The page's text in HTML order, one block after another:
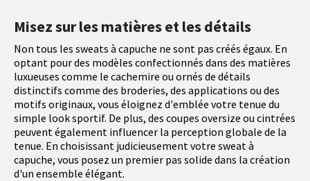
Misez sur les matières et les détails
Non tous les sweats à capuche ne sont pas créés égaux. En
optant pour des modèles confectionnés dans des matières
luxueuses comme le cachemire ou ornés de détails
distinctifs comme des broderies, des applications ou des
motifs originaux, vous éloignez d'emblée votre tenue du
simple look sportif. De plus, des coupes oversize ou cintrées
peuvent également influencer la perception globale de la
tenue. En choisissant judicieusement votre sweat à
capuche, vous posez un premier pas solide dans la création
d'un ensemble élégant.